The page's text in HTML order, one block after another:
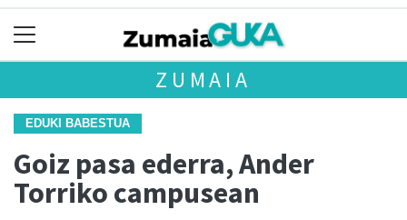
ZUMAIA
EDUKI BABESTUA
Goiz pasa ederra, Ander
Torriko campusean